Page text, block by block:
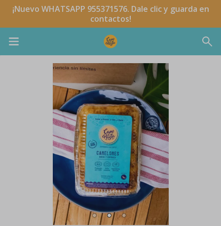
¡Nuevo WHATSAPP 955371576. Dale clic y guarda en
contactos!